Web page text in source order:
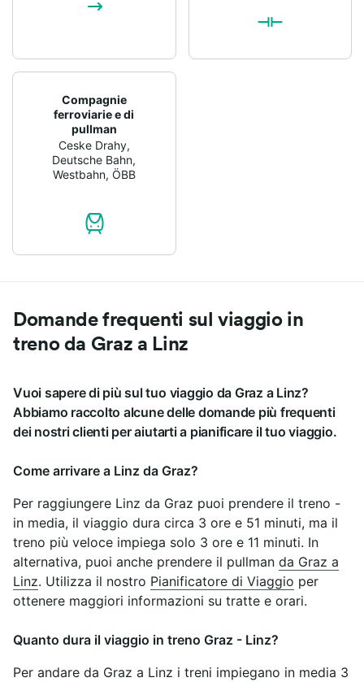
Compagnie
ferroviarie e di
pullman
Ceske Drahy,
Deutsche Bahn,
Westbahn, ÖBB
Domande frequenti sul viaggio in
treno da Graz a Linz
Vuoi sapere di più sul tuo viaggio da Graz a Linz?
Abbiamo raccolto alcune delle domande più frequenti
dei nostri clienti per aiutarti a pianificare il tuo viaggio.
Come arrivare a Linz da Graz?
Per raggiungere Linz da Graz puoi prendere il treno -
in media, il viaggio dura circa 3 ore e 51 minuti, ma il
treno più veloce impiega solo 3 ore e 11 minuti. In
alternativa, puoi anche prendere il pullman da Graz a
Linz. Utilizza il nostro Pianificatore di Viaggio per
ottenere maggiori informazioni su tratte e orari.
Quanto dura il viaggio in treno Graz - Linz?
Per andare da Graz a Linz i treni impiegano in media 3